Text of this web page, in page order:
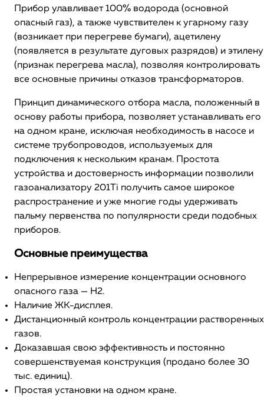
Прибор улавливает 100% водорода (основной
опасный газ), а также чувствителен к угарному газу
(возникает при перегреве бумаги), ацетилену
(появляется в результате дуговых разрядов) и этилену
(признак перегрева масла), позволяя контролировать
все основные причины отказов трансформаторов.
Принцип динамического отбора масла, положенный в
основу работы прибора, позволяет устанавливать его
на одном кране, исключая необходимость в насосе и
системе трубопроводов, используемых для
подключения к нескольким кранам. Простота
устройства и достоверность информации позволили
газоанализатору 201Ti получить самое широкое
распространение и уже многие годы удерживать
пальму первенства по популярности среди подобных
приборов.
Основные преимущества
Непрерывное измерение концентрации основного
опасного газа — H2.
Наличие ЖК-дисплея.
Дистанционный контроль концентрации растворенных
газов.
Доказавшая свою эффективность и постоянно
совершенствуемая конструкция (продано более 30
тыс. единиц).
Простая установки на одном кране.